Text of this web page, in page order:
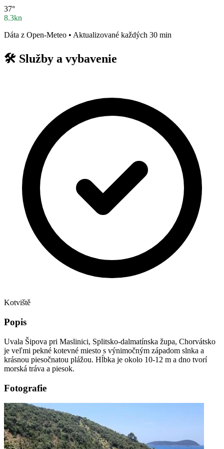
37°
8.3kn
Dáta z Open-Meteo • Aktualizované každých 30 min
🛠️ Služby a vybavenie
Kotviště
Popis
Uvala Šipova pri Maslinici, Splitsko-dalmatínska župa, Chorvátsko
je veľmi pekné kotevné miesto s výnimočným západom slnka a
krásnou piesočnatou plážou. Hĺbka je okolo 10-12 m a dno tvorí
morská tráva a piesok.
Fotografie